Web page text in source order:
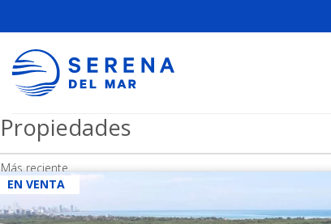
Propiedades
Más reciente
EN VENTA